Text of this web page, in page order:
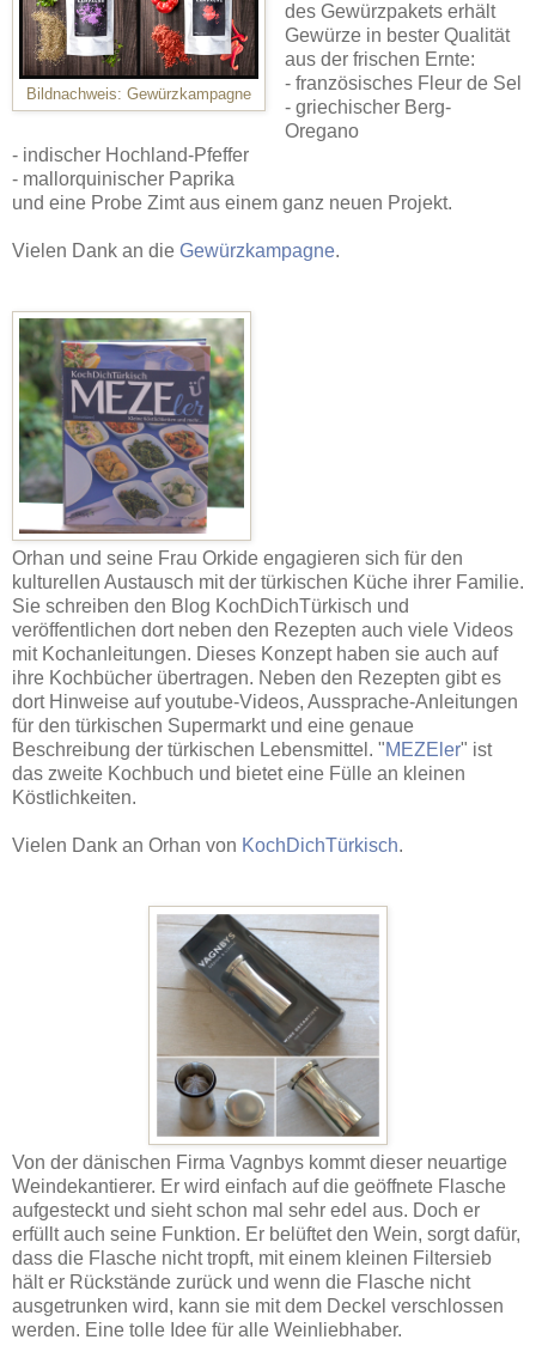
Bildnachweis: Gewürzkampagne
des Gewürzpakets erhält
Gewürze in bester Qualität
aus der frischen Ernte:
- französisches Fleur de Sel
- griechischer Berg-
Oregano
- indischer Hochland-Pfeffer
- mallorquinischer Paprika
und eine Probe Zimt aus einem ganz neuen Projekt.
Vielen Dank an die Gewürzkampagne.
Orhan und seine Frau Orkide engagieren sich für den
kulturellen Austausch mit der türkischen Küche ihrer Familie.
Sie schreiben den Blog KochDichTürkisch und
veröffentlichen dort neben den Rezepten auch viele Videos
mit Kochanleitungen. Dieses Konzept haben sie auch auf
ihre Kochbücher übertragen. Neben den Rezepten gibt es
dort Hinweise auf youtube-Videos, Aussprache-Anleitungen
für den türkischen Supermarkt und eine genaue
Beschreibung der türkischen Lebensmittel. "MEZEler" ist
das zweite Kochbuch und bietet eine Fülle an kleinen
Köstlichkeiten.
Vielen Dank an Orhan von KochDichTürkisch.
Von der dänischen Firma Vagnbys kommt dieser neuartige
Weindekantierer. Er wird einfach auf die geöffnete Flasche
aufgesteckt und sieht schon mal sehr edel aus. Doch er
erfüllt auch seine Funktion. Er belüftet den Wein, sorgt dafür,
dass die Flasche nicht tropft, mit einem kleinen Filtersieb
hält er Rückstände zurück und wenn die Flasche nicht
ausgetrunken wird, kann sie mit dem Deckel verschlossen
werden. Eine tolle Idee für alle Weinliebhaber.